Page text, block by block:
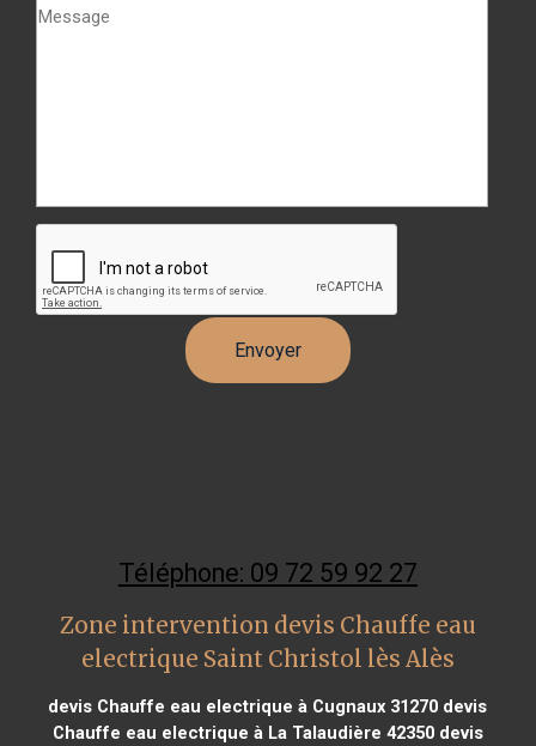
Téléphone: 09 72 59 92 27
Zone intervention devis Chauffe eau
electrique Saint Christol lès Alès
devis Chauffe eau electrique à Cugnaux 31270 devis
Chauffe eau electrique à La Talaudière 42350devis